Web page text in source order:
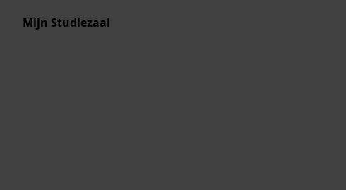
Mijn Studiezaal